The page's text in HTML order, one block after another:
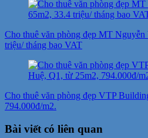
Cho thuê văn phòng đẹp MT
triệu/ tháng bao VAT
Cho thuê văn phòng đẹp VTP
794.000đ/m2.
Bài viết có liên quan